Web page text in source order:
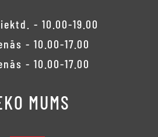
- 10.00-19.00
- 10.00-17.00
- 10.00-17.00
MUMS